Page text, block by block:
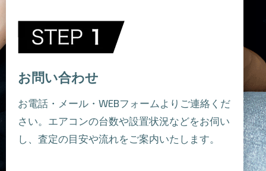
お問い合わせ
お電話・メール・WEBフォームよりご連絡くだ
さい。エアコンの台数や設置状況などをお伺い
し、査定の目安や流れをご案内いたします。